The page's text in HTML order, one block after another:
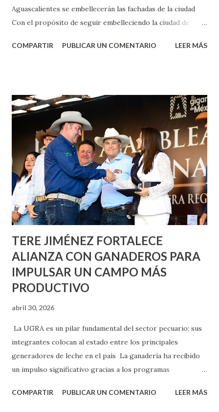
Aguascalientes se embellecerán las fachadas de la ciudad
Con el propósito de seguir embelleciendo la ciudad de
municipal, Leo Montañez dio inicio al programa
Corazón Urbano y el Municipio capital. Leo Montañez
informó que en este programa se usarán cerca de 90 mil
metros cuadrados de pintura, para dar inicio en la calle
Nieto, entre Jesús F. Elizondo y la calle 22 de Octubre, con
lo que se aplicará pintura en 66 casas. Posteriormente se
llevará este programa a Villas de Nuestra Señora de la
Asunción, Avenida Alameda y Decreto 27 de Septiembre, en
los edificios FOVISSSTE Ojo de Agua, en la comunidad
Norias de Paso Hondo y en los edificios de...
COMPARTIR PUBLICAR UN COMENTARIO LEER MÁS
TERE JIMÉNEZ FORTALECE
ALIANZA CON GANADEROS PARA
IMPULSAR UN CAMPO MÁS
PRODUCTIVO
abril 30, 2026
La UGRA es un pilar fundamental del sector pecuario; sus
integrantes colocan al estado entre los principales
generadores de leche en el país La ganadería ha recibido
un impulso significativo gracias a los programas
muestra de su respaldo firme y decidido al campo, la
COMPARTIR PUBLICAR UN COMENTARIO LEER MÁS